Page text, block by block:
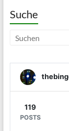
Suche